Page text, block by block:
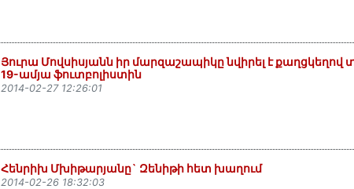
Յուրա Մովսիսյանն իր մարզաշապիկը նվիրել է
19-ամյա ֆուտբոլիստին
2014-02-27 12:26:01
Հենրիխ Մխիթարյանը` Զենիթի հետ խաղում
2014-02-26 18:32:03